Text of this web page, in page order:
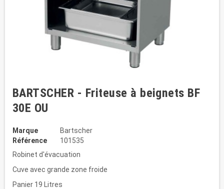
BARTSCHER - Friteuse à beignets BF
30E OU
Marque
Bartscher
Référence
101535
Robinet d'évacuation
Cuve avec grande zone froide
Panier 19 Litres